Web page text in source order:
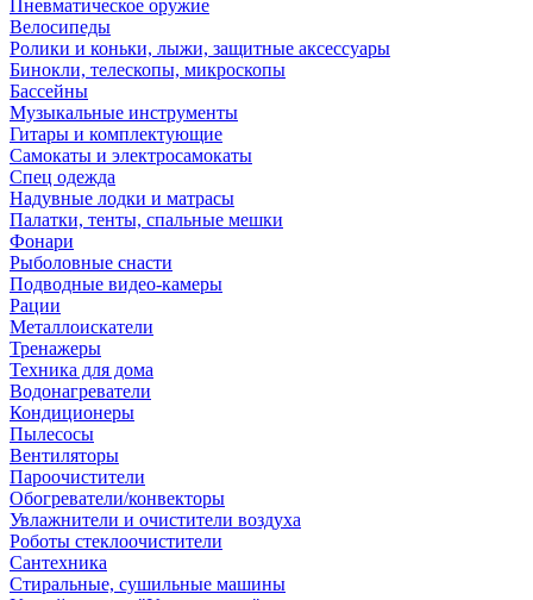
Пневматическое оружие
Велосипеды
Ролики и коньки, лыжи, защитные аксессуары
Бинокли, телескопы, микроскопы
Бассейны
Музыкальные инструменты
Гитары и комплектующие
Самокаты и электросамокаты
Спец одежда
Надувные лодки и матрасы
Палатки, тенты, спальные мешки
Фонари
Рыболовные снасти
Подводные видео-камеры
Рации
Металлоискатели
Тренажеры
Техника для дома
Водонагреватели
Кондиционеры
Пылесосы
Вентиляторы
Пароочистители
Обогреватели/конвекторы
Увлажнители и очистители воздуха
Роботы стеклоочистители
Сантехника
Стиральные, сушильные машины